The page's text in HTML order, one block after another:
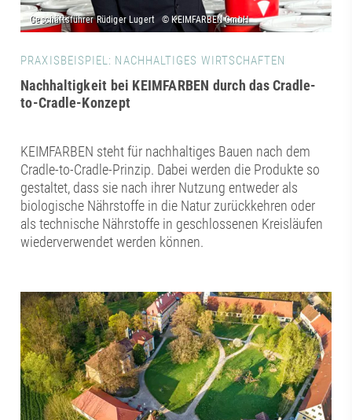
PRAXISBEISPIEL: NACHHALTIGES WIRTSCHAFTEN
Nachhaltigkeit bei KEIMFARBEN durch das Cradle-
to-Cradle-Konzept
KEIMFARBEN steht für nachhaltiges Bauen nach dem
Cradle-to-Cradle-Prinzip. Dabei werden die Produkte so
gestaltet, dass sie nach ihrer Nutzung entweder als
biologische Nährstoffe in die Natur zurückkehren oder
als technische Nährstoffe in geschlossenen Kreisläufen
wiederverwendet werden können.